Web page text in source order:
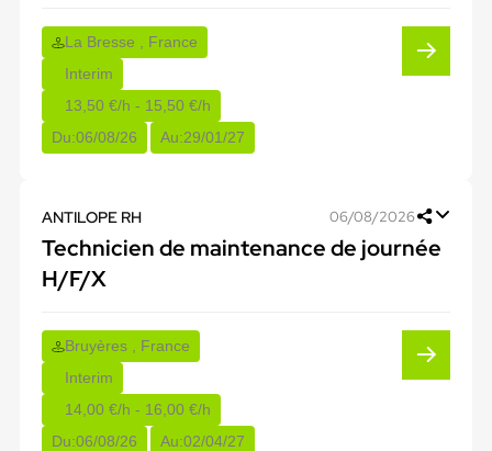
La Bresse , France
Interim
13,50 €/h - 15,50 €/h
Du:06/08/26 Au:29/01/27
ANTILOPE RH 06/08/2026
Technicien de maintenance de journée
H/F/X
Bruyères , France
Interim
14,00 €/h - 16,00 €/h
Du:06/08/26 Au:02/04/27